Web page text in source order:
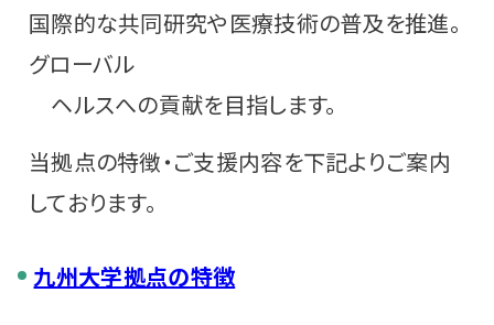
国際的な共同研究や医療技術の普及を推進。
グローバル
ヘルスへの貢献を目指します。
当拠点の特徴・ご支援内容を下記よりご案内
しております。
九州大学拠点の特徴